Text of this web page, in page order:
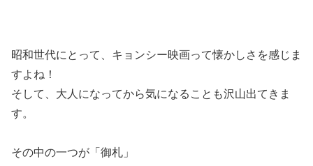
昭和世代にとって、キョンシー映画って懐かしさを感じま
すよね！
そして、大人になってから気になることも沢山出てきま
す。
その中の一つが「御札」